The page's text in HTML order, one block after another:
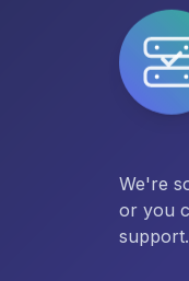
We're
or you
support.